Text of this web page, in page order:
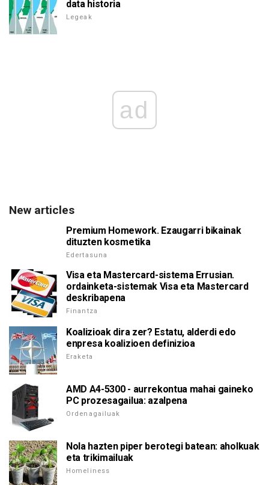
data historia
Legeak
ad
New articles
Premium Homework. Ezaugarri bikainak
dituzten kosmetika
Edertasuna
Visa eta Mastercard-sistema Errusian.
ordainketa-sistemak Visa eta Mastercard
deskribapena
Finantza
Koalizioak dira zer? Estatu, alderdi edo
enpresa koalizioen definizioa
Eraketa
AMD A4-5300 - aurrekontua mahai gaineko
PC prozesagailua: azalpena
Ordenagailuak
Nola hazten piper berotegi batean: aholkuak
eta trikimailuak
Homeliness